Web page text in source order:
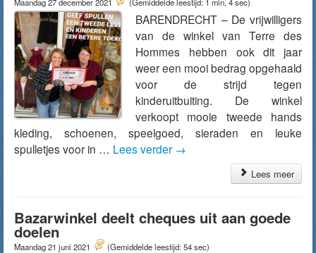
BARENDRECHT – De vrijwilligers
van de winkel van Terre des
Hommes hebben ook dit jaar
weer een mooi bedrag opgehaald
voor de strijd tegen
kinderuitbuiting. De winkel
verkoopt mooie tweede hands
kleding, schoenen, speelgoed, sieraden en leuke
spulletjes voor in … Lees verder →
Lees meer
Bazarwinkel deelt cheques uit aan goede
doelen
Maandag 21 juni 2021 (Gemiddelde leestijd: 54 sec)